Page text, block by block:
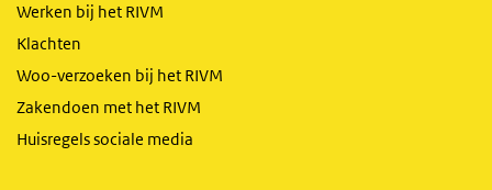
Werken bij het RIVM
Klachten
Woo-verzoeken bij het RIVM
Zakendoen met het RIVM
Huisregels sociale media